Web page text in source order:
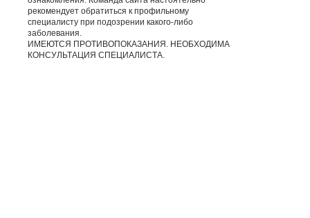
рекомендует обратиться к профильному
специалисту при подозрении какого-либо
заболевания.
ИМЕЮТСЯ ПРОТИВОПОКАЗАНИЯ. НЕОБХОДИМА
КОНСУЛЬТАЦИЯ СПЕЦИАЛИСТА.